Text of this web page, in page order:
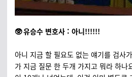
🥸 유승수 변호사 : 아니!!!!!!
아니 지금 할 필요도 없는 얘기를 검사
가 지금 질문 한 두개 가지고 뭐라 하나